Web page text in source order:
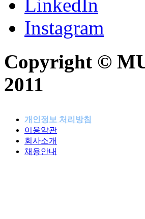
LinkedIn
Instagram
Copyright ©
2011
개인정보 처리방침
이용약관
회사소개
채용안내